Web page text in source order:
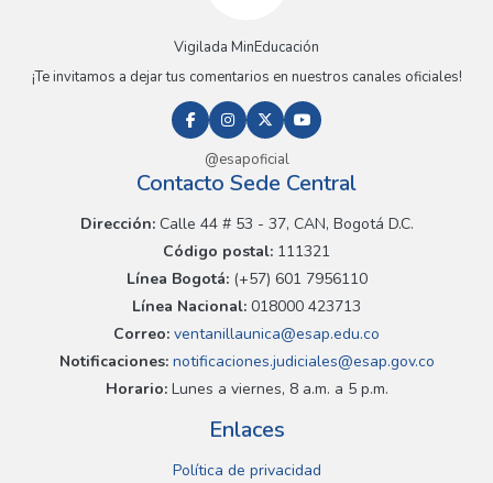
Vigilada MinEducación
¡Te invitamos a dejar tus comentarios en nuestros canales oficiales!
@esapoficial
Contacto Sede Central
Dirección:Calle 44 # 53 - 37, CAN, Bogotá D.C.
Código postal: 111321
Línea Bogotá:(+57) 601 7956110
Línea Nacional: 018000 423713
Correo: ventanillaunica@esap.edu.co
Notificaciones:notificaciones.judiciales@esap.gov.co
Horario:Lunes a viernes, 8 a.m. a 5 p.m.
Enlaces
Política de privacidad